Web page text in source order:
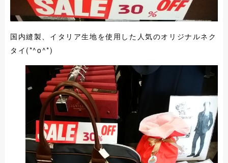
国内縫製、イタリア生地を使用した人気のオリジナルネク
タイ(*^o^*)